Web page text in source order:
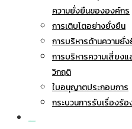
ความยั่งยืนขององค์กร
การเติบโตอย่างยั่งยืน
การบริหารด้านความยั่
การบริหารความเสี่ยงแ
วิกฤติ
ใบอนุญาตประกอบการ
กระบวนการรับเรื่องร้อ